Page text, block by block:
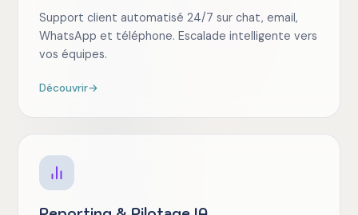
Support client automatisé 24/7 sur chat, email,
WhatsApp et téléphone. Escalade intelligente vers
vos équipes.
Découvrir→